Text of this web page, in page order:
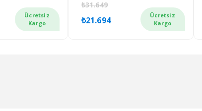
Ücretsiz
Kargo
₺31.649
Orijinal
fiyat:
₺21.694Şu
andaki
Ücretsiz
Kargo